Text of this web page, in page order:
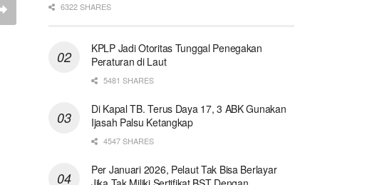
6322 SHARES
KPLP Jadi Otoritas Tunggal Penegakan
Peraturan di Laut
5481 SHARES
Di Kapal TB. Terus Daya 17, 3 ABK Gunakan
Ijasah Palsu Ketangkap
4547 SHARES
Per Januari 2026, Pelaut Tak Bisa Berlayar